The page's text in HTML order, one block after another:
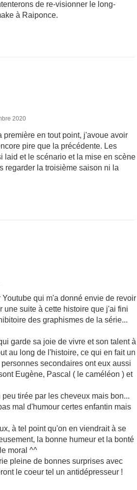
de re-visionner le long-
à Raiponce.
2020
en tout point, j'avoue avoir
pire que la précédente. Les
laid et le scénario et la mise en scène
regarder la troisième saison ni la
qui m'a donné envie de revoir
une suite à cette histoire que j'ai fini
des graphismes de la série...
garde sa joie de vivre et son talent à
au long de l'histoire, ce qui en fait un
secondaires ont eux aussi
Eugène, Pascal ( le caméléon ) et
tirée par les cheveux mais bon...
mal d'humour certes enfantin mais
à tel point qu'on en viendrait à se
la bonne humeur et la bonté
moral ^^
pleine de bonnes surprises avec
le coeur tel un antidépresseur !